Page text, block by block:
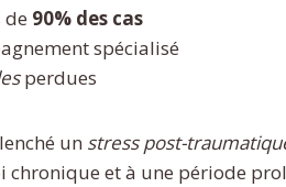
de 90% des cas
spécialisé
perdues
un stress post-
chronique et à une période